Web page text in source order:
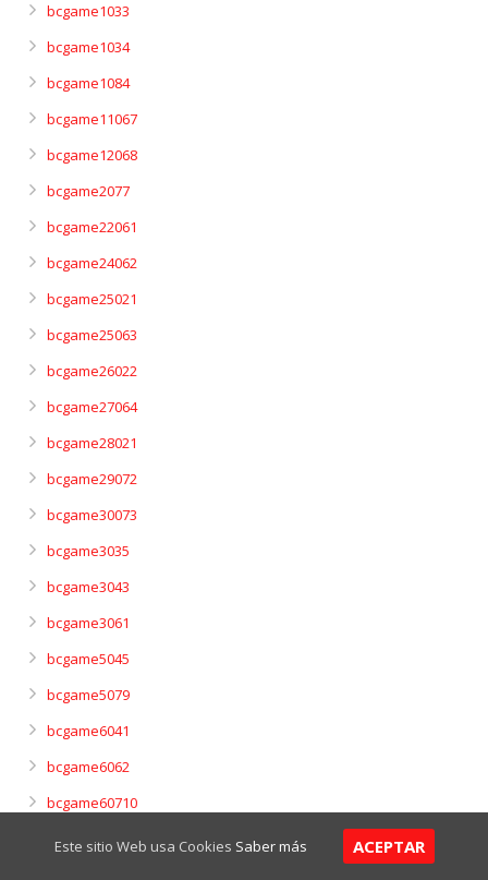
bcgame1033
bcgame1034
bcgame1084
bcgame11067
bcgame12068
bcgame2077
bcgame22061
bcgame24062
bcgame25021
bcgame25063
bcgame26022
bcgame27064
bcgame28021
bcgame29072
bcgame30073
bcgame3035
bcgame3043
bcgame3061
bcgame5045
bcgame5079
bcgame6041
bcgame6062
bcgame60710
bcgame7042
Este sitio Web usa Cookies Saber más ACEPTAR